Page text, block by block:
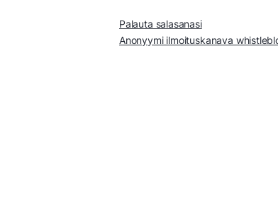
Palauta salasanasi
Anonyymi ilmoituskanava